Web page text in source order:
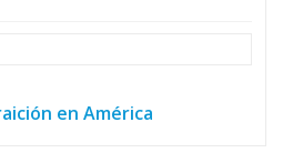
en América